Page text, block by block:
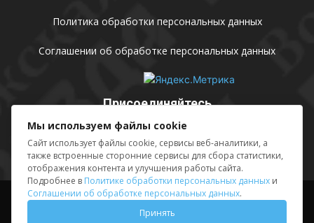
Политика обработки персональных данных
Соглашении об обработке персональных данных
Присоединяйтесь
Выходные данные Sing in
Мы используем файлы cookie
Сайт использует файлы cookie, сервисы веб-аналитики, а
также встроенные сторонние сервисы для сбора статистики,
отображения контента и улучшения работы сайта.
Подробнее в Политике обработки персональных данных и
Соглашении об обработке персональных данных.
Принять